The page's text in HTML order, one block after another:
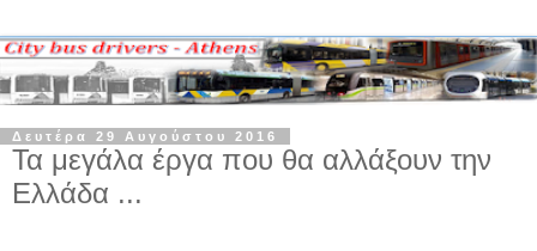
Δευτέρα 29 Αυγούστου 2016
Τα μεγάλα έργα που θα αλλάξουν την
Ελλάδα ...